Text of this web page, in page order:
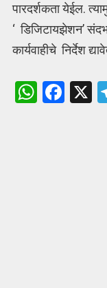
पारदर्शकता येईल.
‘ डिजिटायझेशन’
कार्यवाहीचे निर्देश
W
F
X